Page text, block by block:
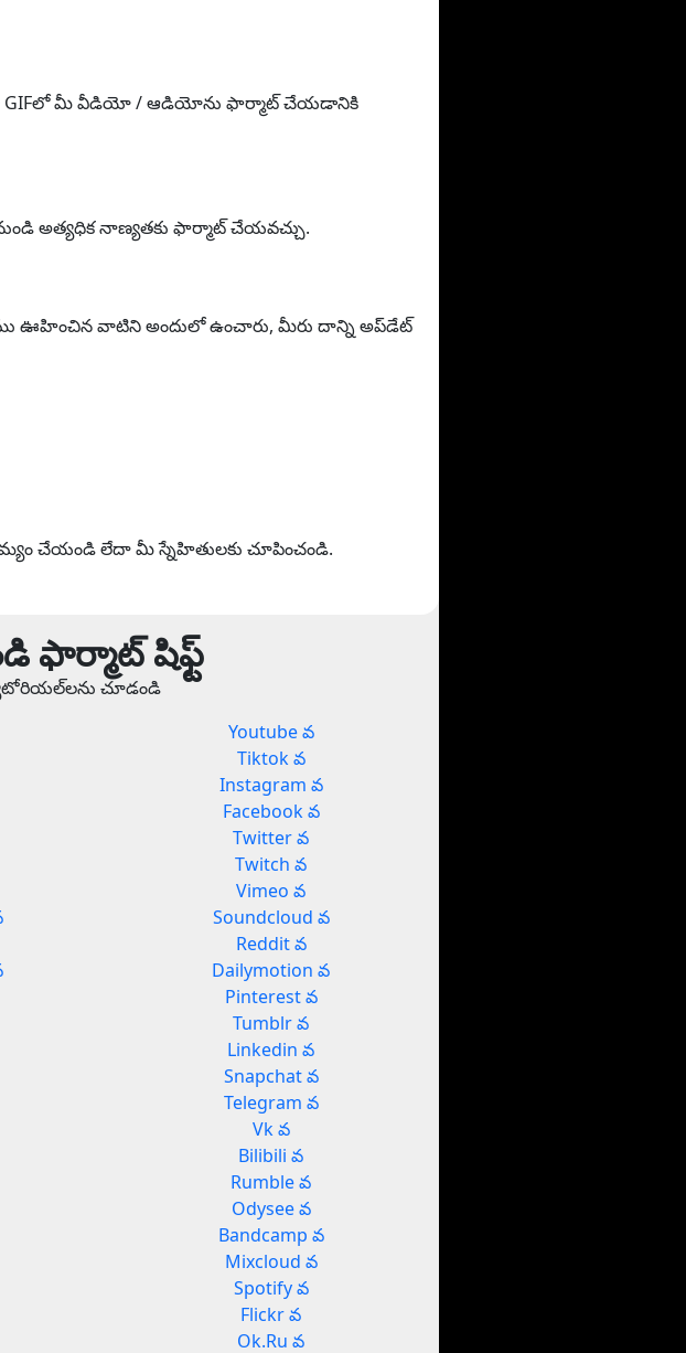
GIFలో మీ వీడియో / ఆడియోను ఫార్మాట్ చేయడానికి
అత్యధిక నాణ్యతకు ఫార్మాట్ చేయవచ్చు.
ఊహించిన వాటిని అందులో ఉంచారు, మీరు దాన్ని అప్‌డేట్
చేయండి లేదా మీ స్నేహితులకు చూపించండి.
ఫార్మాట్ షిఫ్ట్
చూడండి
Youtube వ
Tiktok వ
Instagram వ
Facebook వ
Twitter వ
Twitch వ
Vimeo వ
Soundcloud వ
Reddit వ
Dailymotion వ
Pinterest వ
Tumblr వ
Linkedin వ
Snapchat వ
Telegram వ
Vk వ
Bilibili వ
Rumble వ
Odysee వ
Bandcamp వ
Mixcloud వ
Spotify వ
Flickr వ
Ok.Ru వ